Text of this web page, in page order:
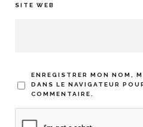
SITE WEB
ENREGISTRER MON NOM,
DANS LE NAVIGATEUR
COMMENTAIRE.